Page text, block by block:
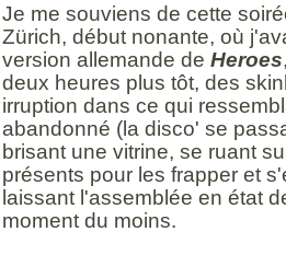
Je me souviens de cette
Zürich, début nonante, où
version allemande de Heroes
deux heures plus tôt, des
irruption dans ce qui
abandonné (la disco' se
brisant une vitrine, se ruant
présents pour les frapper et
laissant l'assemblée en état
moment du moins.